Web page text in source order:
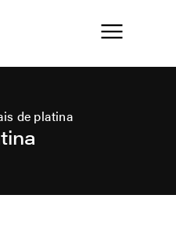
de platina